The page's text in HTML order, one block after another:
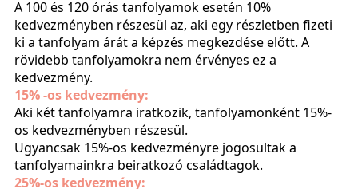
A 100 és 120 órás tanfolyamok esetén 10%
kedvezményben részesül az, aki egy részletben fizeti
ki a tanfolyam árát a képzés megkezdése előtt. A
rövidebb tanfolyamokra nem érvényes ez a
kedvezmény.
15% -os kedvezmény:
Aki két tanfolyamra iratkozik, tanfolyamonként 15%-
os kedvezményben részesül.
Ugyancsak 15%-os kedvezményre jogosultak a
tanfolyamainkra beiratkozó családtagok.
25%-os kedvezmény: